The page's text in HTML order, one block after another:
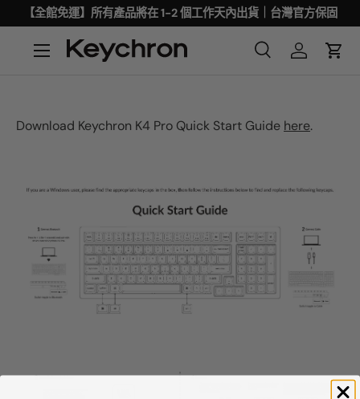
【全館免運】所有產品將在 1-2 個工作天內出貨｜台灣官方保固
Download Keychron K4 Pro Quick Start Guide here.